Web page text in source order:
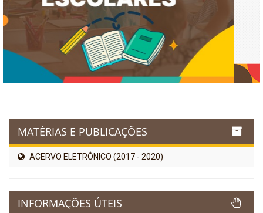
MATÉRIAS E PUBLICAÇÕES
ACERVO ELETRÔNICO (2017 - 2020)
INFORMAÇÕES ÚTEIS